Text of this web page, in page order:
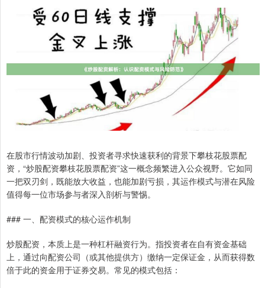
在股市行情波动加剧、投资者寻求快速获利的背景下攀枝花股票配
资，“炒股配资攀枝花股票配资”这一概念频繁进入公众视野。它如同
一把双刃剑，既能放大收益，也能加剧亏损，其运作模式与潜在风险
值得每一位市场参与者深入剖析与警惕。
### 一、配资模式的核心运作机制
炒股配资，本质上是一种杠杆融资行为。指投资者在自有资金基础
上，通过向配资公司（或其他提供方）缴纳一定保证金，从而获得数
倍于此的资金用于证券交易。常见的模式包括：